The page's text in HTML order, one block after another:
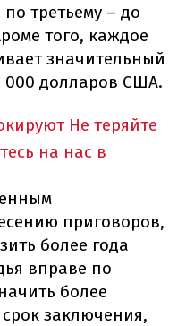
третьему – до
того, каждое
значительный
000 долларов США.
Не теряйте
на нас в
приговоров,
более года
вправе по
более
заключения,